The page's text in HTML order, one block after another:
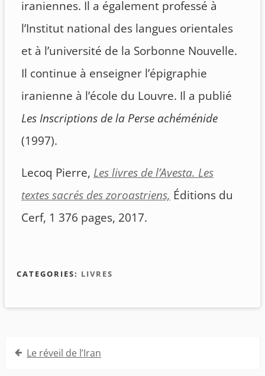
iraniennes. Il a également professé à
l’Institut national des langues orientales
et à l’université de la Sorbonne Nouvelle.
Il continue à enseigner l’épigraphie
iranienne à l’école du Louvre. Il a publié
Les Inscriptions de la Perse achéménide
(1997).
Lecoq Pierre, Les livres de l’Avesta. Les
textes sacrés des zoroastriens, Éditions du
Cerf, 1 376 pages, 2017.
CATEGORIES: LIVRES
Navigation
Le réveil de l’Iran